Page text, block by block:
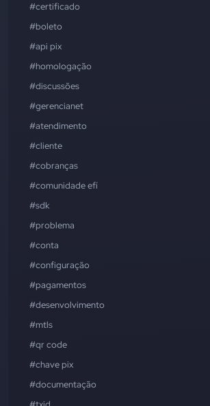
#certificado
#boleto
#api pix
#homologação
#discussões
#gerencianet
#atendimento
#cliente
#cobranças
#comunidade efí
#sdk
#problema
#conta
#configuração
#pagamentos
#desenvolvimento
#mtls
#qr code
#chave pix
#documentação